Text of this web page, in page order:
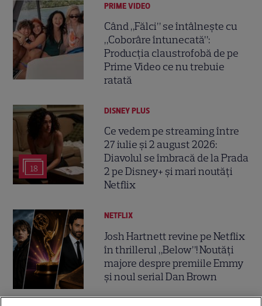
PRIME VIDEO
Când „Fălci” se întâlnește cu
„Coborâre întunecată”:
Producția claustrofobă de pe
Prime Video ce nu trebuie
ratată
18
DISNEY PLUS
Ce vedem pe streaming între
27 iulie și 2 august 2026:
Diavolul se îmbracă de la Prada
2 pe Disney+ și mari noutăți
Netflix
NETFLIX
Josh Hartnett revine pe Netflix
în thrillerul „Below”! Noutăți
majore despre premiile Emmy
și noul serial Dan Brown